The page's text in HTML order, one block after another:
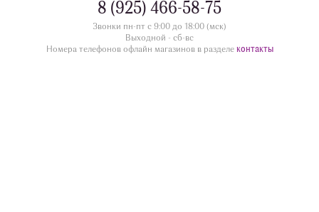
8 (925) 466-58-75
Звонки пн-пт с 9:00 до 18:00 (мск)
Выходной - сб-вс
Номера телефонов офлайн магазинов в разделе контакты